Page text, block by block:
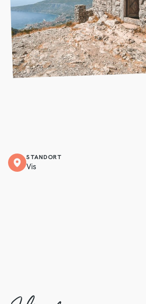
STANDORT
Vis